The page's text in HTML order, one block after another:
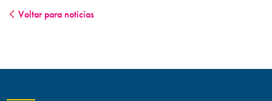
Voltar para notícias